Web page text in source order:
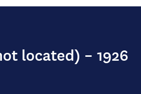
located) – 1926